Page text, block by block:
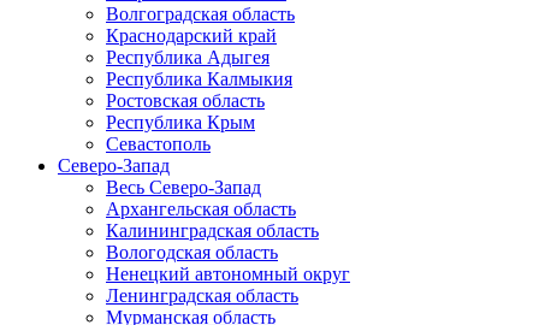
Волгоградская область
Краснодарский край
Республика Адыгея
Республика Калмыкия
Ростовская область
Республика Крым
Севастополь
Северо-Запад
Весь Северо-Запад
Архангельская область
Калининградская область
Вологодская область
Ненецкий автономный округ
Ленинградская область
Мурманская область